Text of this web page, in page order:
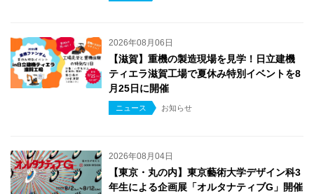
2026年08月06日
【滋賀】重機の製造現場を見学！日立建機
ティエラ滋賀工場で夏休み特別イベントを8
月25日に開催
ニュース お知らせ
2026年08月04日
【東京・丸の内】東京藝術大学デザイン科3
年生による企画展「オルタナティブG」開催